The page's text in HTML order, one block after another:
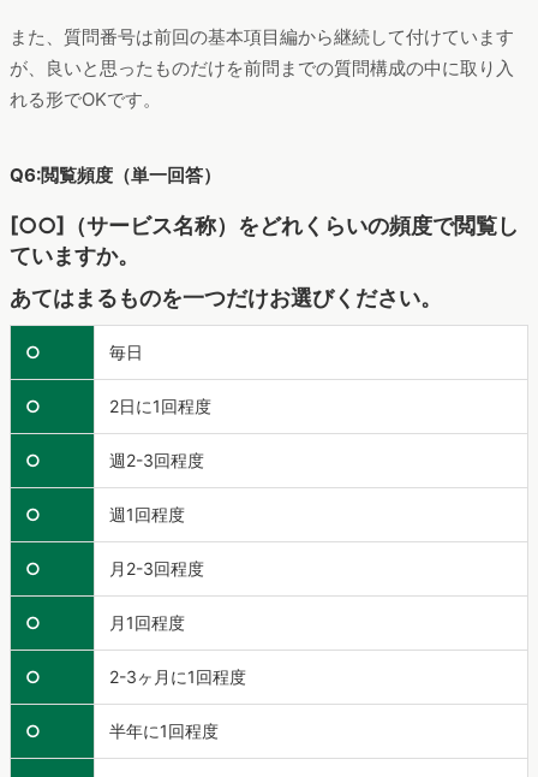
また、質問番号は前回の基本項目編から継続して付けています
が、良いと思ったものだけを前問までの質問構成の中に取り入
れる形でOKです。
Q6:閲覧頻度（単一回答）
[○○]（サービス名称）をどれくらいの頻度で閲覧し
ていますか。
あてはまるものを一つだけお選びください。
○ 毎日
○ 2日に1回程度
○ 週2-3回程度
○ 週1回程度
○ 月2-3回程度
○ 月1回程度
○ 2-3ヶ月に1回程度
○ 半年に1回程度